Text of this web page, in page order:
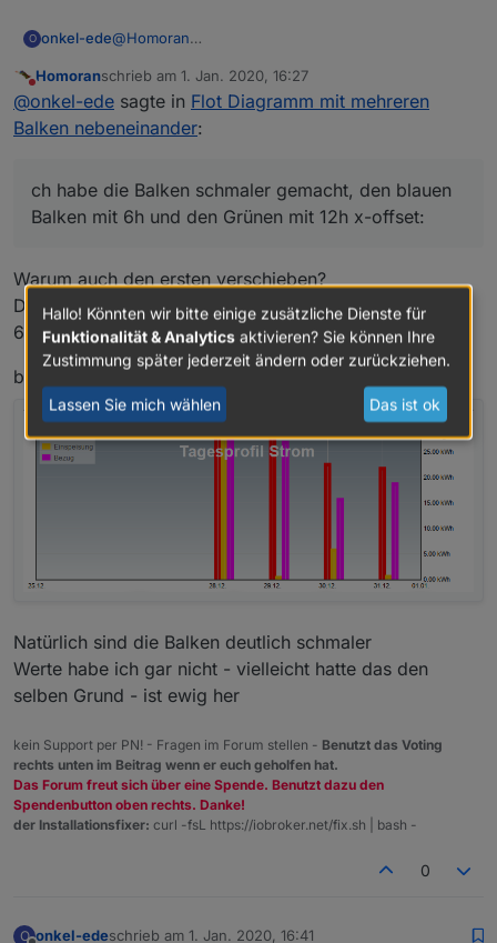
O onkel-ede@Homoran
Balken mit 6h und den Grünen mit 12h x-offset:
Der Balken bleibt, nur die Beschriftung verschiebt
der Tag nicht mehr (1.1., anstatt 31.12.) Der letzte
Wert ist immer vom letzten vollständigen Tag.
Nicht stören
Homoranschrieb am 1. Jan. 2020, 16:27
zuletzt editiert von
@onkel-ede sagte in Flot Diagramm mit mehreren
Balken nebeneinander:
ch habe die Balken schmaler gemacht, den blauen
Balken mit 6h und den Grünen mit 12h x-offset:
Warum auch den ersten verschieben?
Der Abstand soll doch größer werden.
6-12 ist identisch wie 0-6
bei mir sieht es so aus:
Natürlich sind die Balken deutlich schmaler
Werte habe ich gar nicht - vielleicht hatte das den
selben Grund - ist ewig her
kein Support per PN! - Fragen im Forum stellen - Benutzt das Voting
rechts unten im Beitrag wenn er euch geholfen hat.
Das Forum freut sich über eine Spende. Benutzt dazu den
Spendenbutton oben rechts. Danke!
der Installationsfixer: curl -fsL https://iobroker.net/fix.sh | bash -
0
O onkel-edeschrieb am 1. Jan. 2020, 16:41
Hallo! Könnten wir bitte einige zusätzliche Dienste für
Funktionalität & Analytics aktivieren? Sie können Ihre
Zustimmung später jederzeit ändern oder zurückziehen.
Lassen Sie mich wählen Das ist ok